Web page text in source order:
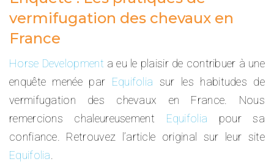
vermifugation des chevaux en
France
Horse Development a eu le plaisir de contribuer à une
enquête menée par Equifolia sur les habitudes de
vermifugation des chevaux en France. Nous
remercions chaleureusement Equifolia pour sa
confiance. Retrouvez l’article original sur leur site
Equifolia